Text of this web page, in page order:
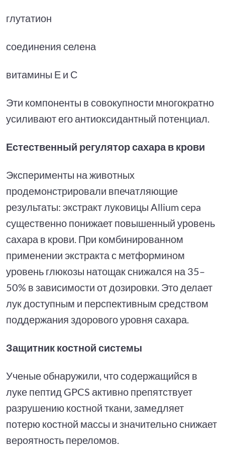
глутатион
соединения селена
витамины Е и С
Эти компоненты в совокупности многократно
усиливают его антиоксидантный потенциал.
Естественный регулятор сахара в крови
Эксперименты на животных
продемонстрировали впечатляющие
результаты: экстракт луковицы Allium cepa
существенно понижает повышенный уровень
сахара в крови. При комбинированном
применении экстракта с метформином
уровень глюкозы натощак снижался на 35–
50% в зависимости от дозировки. Это делает
лук доступным и перспективным средством
поддержания здорового уровня сахара.
Защитник костной системы
Ученые обнаружили, что содержащийся в
луке пептид GPCS активно препятствует
разрушению костной ткани, замедляет
потерю костной массы и значительно снижает
вероятность переломов.